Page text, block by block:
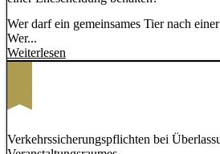
Wer darf ein gemeinsames Tier nach
Wer...
Weiterlesen
Verkehrssicherungspflichten bei